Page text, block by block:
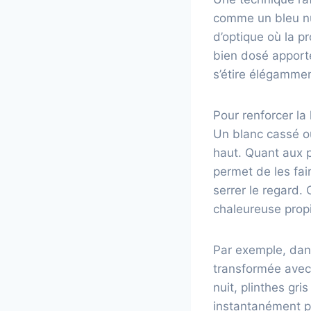
comme un bleu
d’optique où la
bien dosé
s’étire
Pour renforcer
Un blanc cassé
haut. Quant aux
permet de les
serrer le regard.
chaleureuse
Par exemple,
transformée
nuit, plinthes
instantanément